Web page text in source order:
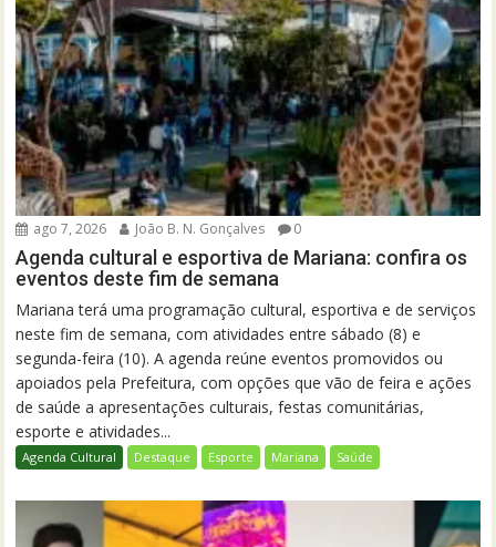
ago 7, 2026 João B. N. Gonçalves 0
Agenda cultural e esportiva de Mariana: confira os
eventos deste fim de semana
Mariana terá uma programação cultural, esportiva e de serviços
neste fim de semana, com atividades entre sábado (8) e
segunda-feira (10). A agenda reúne eventos promovidos ou
apoiados pela Prefeitura, com opções que vão de feira e ações
de saúde a apresentações culturais, festas comunitárias,
esporte e atividades...
Agenda Cultural Destaque Esporte Mariana Saúde